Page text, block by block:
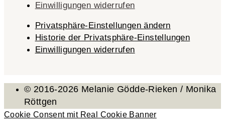
Einwilligungen widerrufen
Privatsphäre-Einstellungen ändern
Historie der Privatsphäre-Einstellungen
Einwilligungen widerrufen
© 2016-2026 Melanie Gödde-Rieken / Monika
Röttgen
Cookie Consent mit Real Cookie Banner